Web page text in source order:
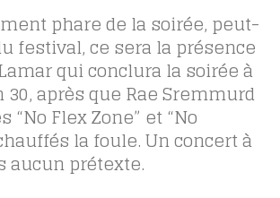
phare de la soirée, peut-
festival, ce sera la présence
qui conclura la soirée à
30, après que Rae Sremmurd
“No Flex Zone” et “No
la foule. Un concert à
aucun prétexte.